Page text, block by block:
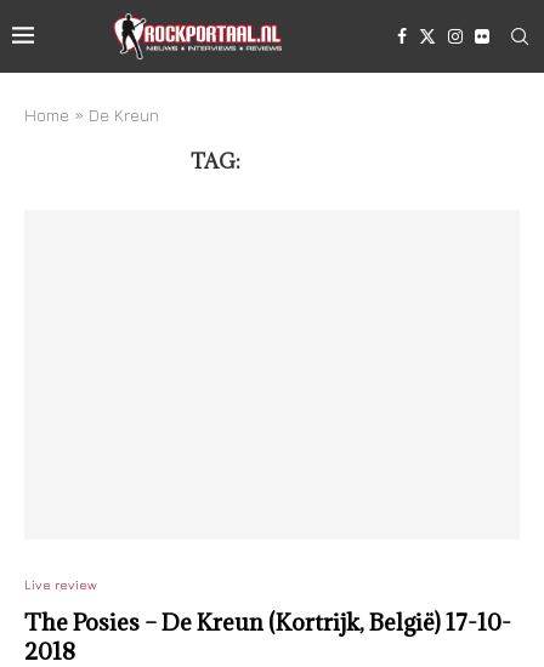
Home » De Kreun
TAG:
Live review
The Posies – De Kreun (Kortrijk, België) 17-10-
2018